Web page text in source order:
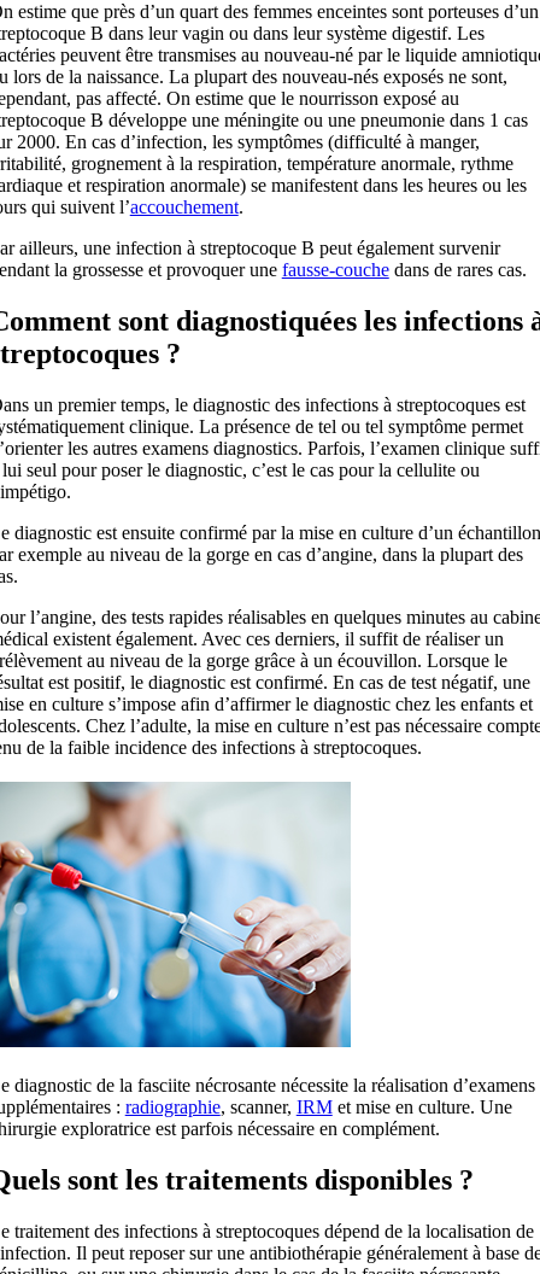
estime que près d’un quart des femmes enceintes sont porteuses d’un
B dans leur vagin ou dans leur système digestif. Les
peuvent être transmises au nouveau-né par le liquide
lors de la naissance. La plupart des nouveau-nés exposés ne sont,
pas affecté. On estime que le nourrisson exposé au
B développe une méningite ou une pneumonie dans 1 cas
2000. En cas d’infection, les symptômes (difficulté à manger,
grognement à la respiration, température anormale, rythme
et respiration anormale) se manifestent dans les heures ou les
qui suivent l’accouchement.
ailleurs, une infection à streptocoque B peut également survenir
la grossesse et provoquer une fausse-couchedans de rares cas.
sont diagnostiquées les infections
?
un premier temps, le diagnostic des infections à streptocoques est
clinique. La présence de tel ou tel symptôme permet
les autres examens diagnostics. Parfois, l’examen clinique
seul pour poser le diagnostic, c’est le cas pour la cellulite ou
diagnostic est ensuite confirmé par la mise en culture d’un
exemple au niveau de la gorge en cas d’angine, dans la plupart des
l’angine, des tests rapides réalisables en quelques minutes au
existent également. Avec ces derniers, il suffit de réaliser un
au niveau de la gorge grâce à un écouvillon. Lorsque le
est positif, le diagnostic est confirmé. En cas de test négatif, une
en culture s’impose afin d’affirmer le diagnostic chez les enfants et
Chez l’adulte, la mise en culture n’est pas nécessaire
de la faible incidence des infections à streptocoques.
diagnostic de la fasciite nécrosante nécessite la réalisation d’examens
: radiographie, scanner, IRMet mise en culture. Une
exploratrice est parfois nécessaire en complément.
sont les traitements disponibles ?
traitement des infections à streptocoques dépend de la localisation de
Il peut reposer sur une antibiothérapie généralement à base